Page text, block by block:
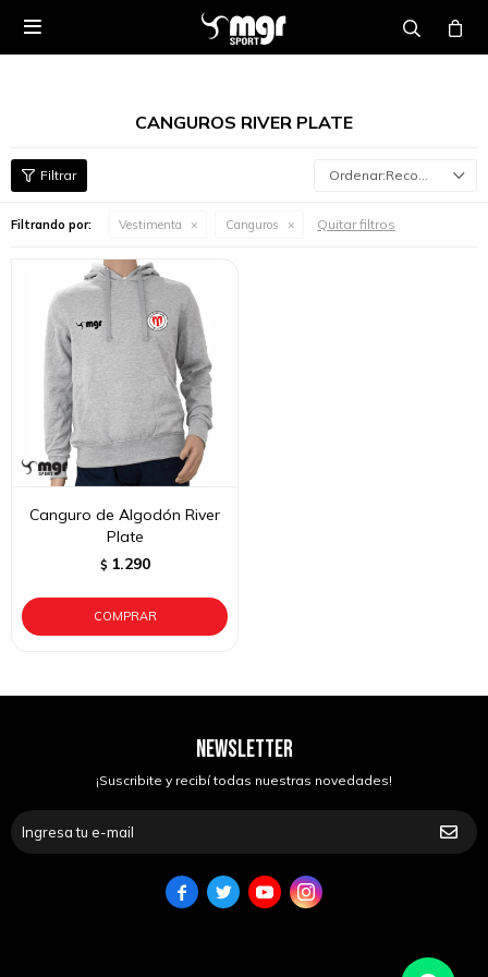

CANGUROS RIVER PLATE
Recomendados
Filtrando por: Vestimenta Canguros Quitar filtros
Canguro de Algodón River
Plate
$ 1.290
NEWSLETTER
¡Suscribite y recibí todas nuestras novedades!
   